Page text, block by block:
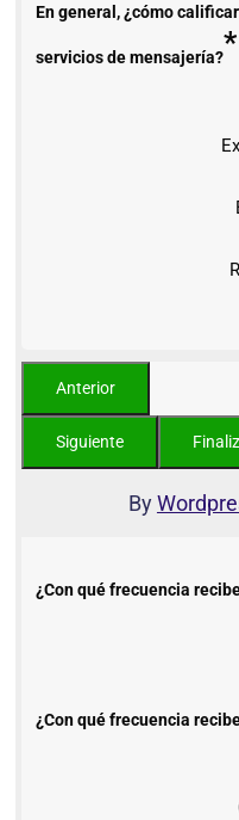
En general, ¿cómo
servicios de mensajería?*
By
¿Con qué frecuencia
¿Con qué frecuencia